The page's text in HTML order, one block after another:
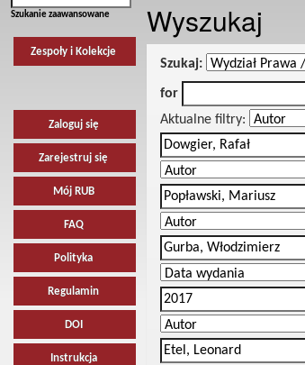
Szukanie zaawansowane
Zespoły i Kolekcje
Zaloguj się
Zarejestruj się
Mój RUB
FAQ
Polityka
Regulamin
DOI
Instrukcja
Wyszukaj
Szukaj:
for
Aktualne filtry: